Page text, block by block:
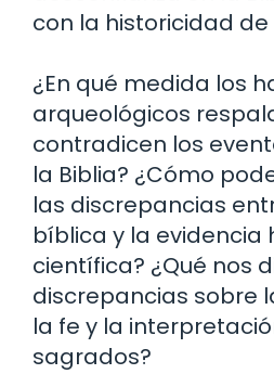
con la historicidad de
¿En qué medida los
arqueológicos
contradicen los
la Biblia? ¿Cómo
las discrepancias
bíblica y la evidencia
científica? ¿Qué nos
discrepancias sobre
la fe y la
sagrados?